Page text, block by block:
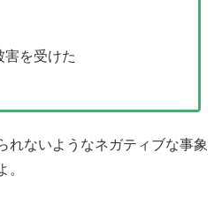
害を受けた
れないようなネガティブな事象